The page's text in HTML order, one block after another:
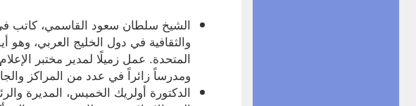
الشيخ سلطان سعود القاسمي، كاتب
والثقافية في دول الخليج العربي،
المتحدة. عمل زميلًا لمدير مختبر
ومدرساً زائراً في عدد من المراكز
الدكتورة أولريك الخميس، المديرة